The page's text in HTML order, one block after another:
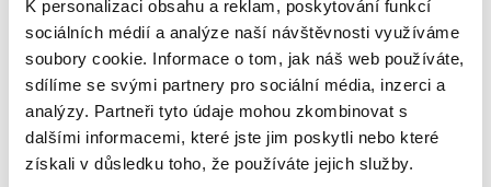
K personalizaci obsahu a reklam, poskytování funkcí
sociálních médií a analýze naší návštěvnosti využíváme
soubory cookie. Informace o tom, jak náš web používáte,
sdílíme se svými partnery pro sociální média, inzerci a
analýzy. Partneři tyto údaje mohou zkombinovat s
dalšími informacemi, které jste jim poskytli nebo které
získali v důsledku toho, že používáte jejich služby.
ČNB ponechala sazby na 3,75 %: co
čekat do konce roku